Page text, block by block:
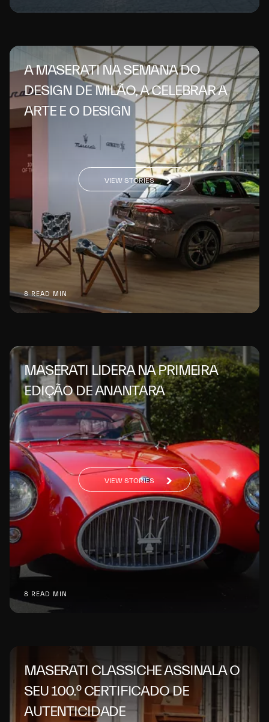
A MASERATI NA SEMANA DO
DESIGN DE MILÃO, A CELEBRAR A
ARTE E O DESIGN
8 READ MIN
VIEW STORIES
MASERATI LIDERA NA PRIMEIRA
EDIÇÃO DE ANANTARA
8 READ MIN
VIEW STORIES
MASERATI CLASSICHE ASSINALA O
SEU 100.º CERTIFICADO DE
AUTENTICIDADE